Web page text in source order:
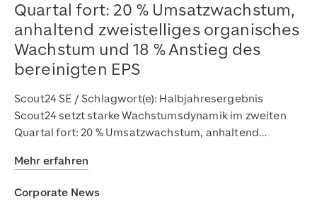
Quartal fort: 20 % Umsatzwachstum,
anhaltend zweistelliges organisches
Wachstum und 18 % Anstieg des
bereinigten EPS
Scout24 SE / Schlagwort(e): Halbjahresergebnis
Scout24 setzt starke Wachstumsdynamik im zweiten
Quartal fort: 20 % Umsatzwachstum, anhaltend…
Mehr erfahren
Corporate News